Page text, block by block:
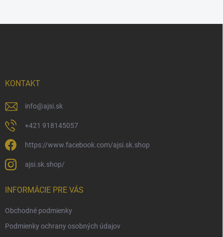
KONTAKT
info@ajsi.sk
+421 918145057
https://www.facebook.com/ajsi.sk.shop
ajsi.sk.shop/
INFORMÁCIE PRE VÁS
Obchodné podmienky
Podmienky ochrany osobných údajov